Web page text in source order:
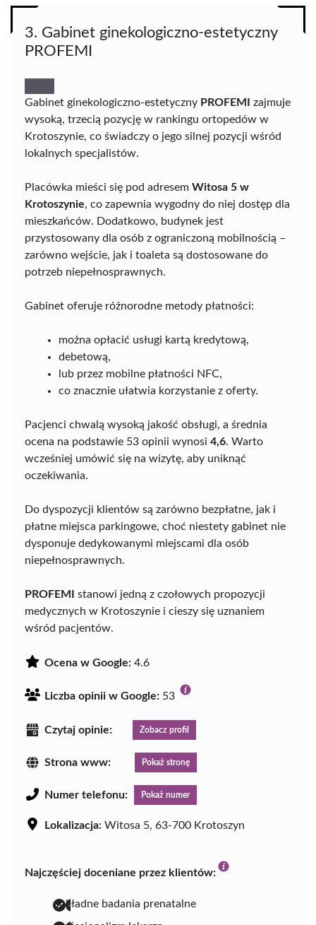
3. Gabinet ginekologiczno-estetyczny
PROFEMI
Gabinet ginekologiczno-estetyczny PROFEMI
zajmuje
wysoką, trzecią pozycję w rankingu ortopedów w
Krotoszynie, co świadczy o jego silnej pozycji wśród
lokalnych specjalistów.
Placówka mieści się pod adresem Witosa 5 w
Krotoszynie, co zapewnia wygodny do niej dostęp dla
mieszkańców. Dodatkowo, budynek jest
przystosowany dla osób z ograniczoną mobilnością –
zarówno wejście, jak i toaleta są dostosowane do
potrzeb niepełnosprawnych.
Gabinet oferuje różnorodne metody płatności:
można opłacić usługi kartą kredytową,
debetową,
lub przez mobilne płatności NFC,
co znacznie ułatwia korzystanie z oferty.
Pacjenci chwalą wysoką jakość obsługi, a średnia
ocena na podstawie 53 opinii wynosi 4,6. Warto
wcześniej umówić się na wizytę, aby uniknąć
oczekiwania.
Do dyspozycji klientów są zarówno bezpłatne, jak i
płatne miejsca parkingowe, choć niestety gabinet nie
dysponuje dedykowanymi miejscami dla osób
niepełnosprawnych.
PROFEMI
stanowi jedną z czołowych propozycji
medycznych w Krotoszynie i cieszy się uznaniem
wśród pacjentów.
Ocena w Google: 4.6
Liczba opinii w Google: 53
Czytaj opinie: Zobacz profil
Strona www: Pokaż stronę
Numer telefonu: Pokaż numer
Lokalizacja: Witosa 5, 63-700 Krotoszyn
Najczęściej doceniane przez klientów:
dokładne badania prenatalne